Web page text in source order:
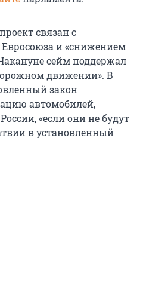
связан с
и «снижением
сейм поддержал
движении». В
закон
автомобилей,
«если они не будут
в установленный